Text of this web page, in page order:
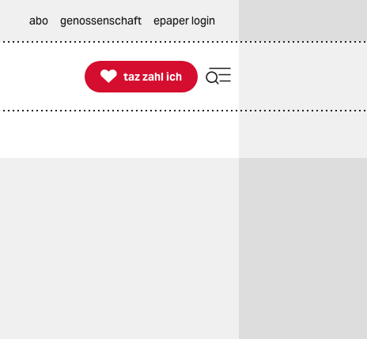
abo genossenschaft epaper login

taz zahl ich
taz zahl ich